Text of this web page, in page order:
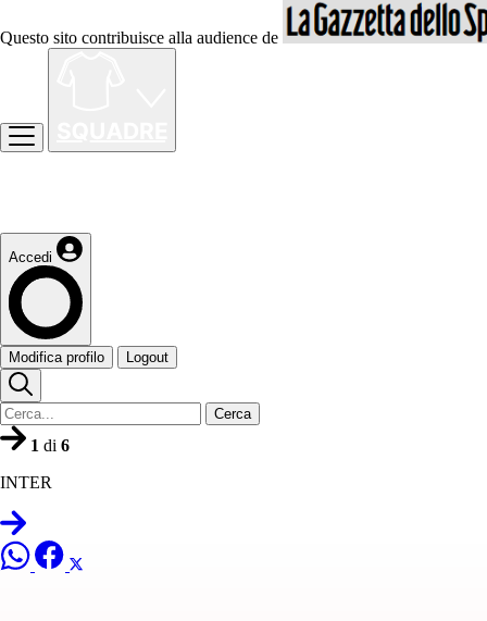
Questo sito contribuisce alla audience de
Accedi
Modifica profilo Logout
Cerca
1 di 6
INTER